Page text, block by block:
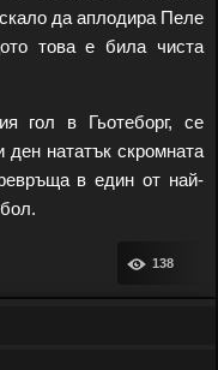
да аплодира Пеле
това е била чиста
гол в Гьотеборг, се
ден нататък скромната
в един от най-
138